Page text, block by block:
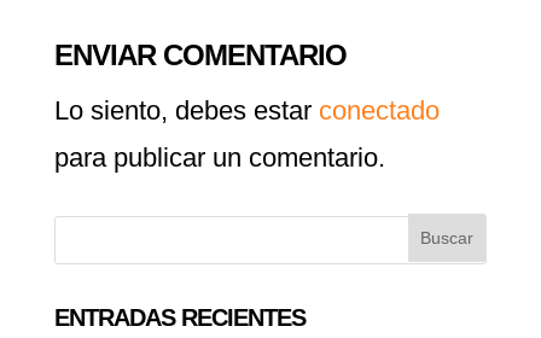
ENVIAR COMENTARIO
Lo siento, debes estar conectado
para publicar un comentario.
ENTRADAS RECIENTES